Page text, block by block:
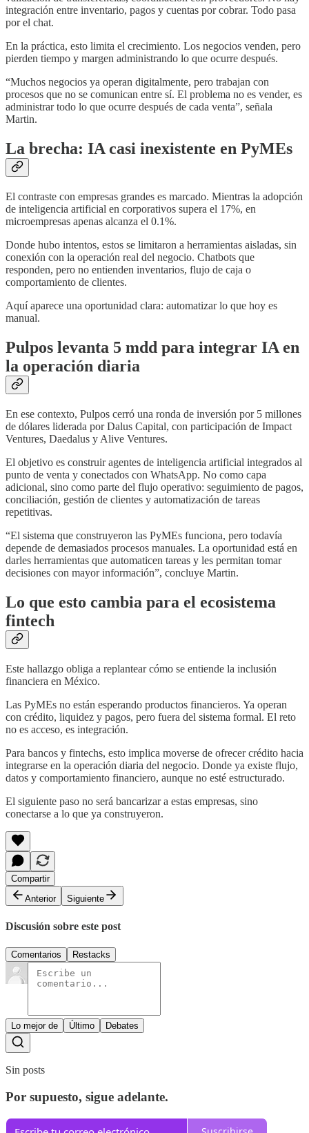
integración entre inventario, pagos y cuentas por cobrar. Todo pasa
por el chat.
En la práctica, esto limita el crecimiento. Los negocios venden, pero
pierden tiempo y margen administrando lo que ocurre después.
“Muchos negocios ya operan digitalmente, pero trabajan con
procesos que no se comunican entre sí. El problema no es vender, es
administrar todo lo que ocurre después de cada venta”, señala
Martin.
La brecha: IA casi inexistente en PyMEs
El contraste con empresas grandes es marcado. Mientras la adopción
de inteligencia artificial en corporativos supera el 17%, en
microempresas apenas alcanza el 0.1%.
Donde hubo intentos, estos se limitaron a herramientas aisladas, sin
conexión con la operación real del negocio. Chatbots que
responden, pero no entienden inventarios, flujo de caja o
comportamiento de clientes.
Aquí aparece una oportunidad clara: automatizar lo que hoy es
manual.
Pulpos levanta 5 mdd para integrar IA en
la operación diaria
En ese contexto, Pulpos cerró una ronda de inversión por 5 millones
de dólares liderada por Dalus Capital, con participación de Impact
Ventures, Daedalus y Alive Ventures.
El objetivo es construir agentes de inteligencia artificial integrados al
punto de venta y conectados con WhatsApp. No como capa
adicional, sino como parte del flujo operativo: seguimiento de pagos,
conciliación, gestión de clientes y automatización de tareas
repetitivas.
“El sistema que construyeron las PyMEs funciona, pero todavía
depende de demasiados procesos manuales. La oportunidad está en
darles herramientas que automaticen tareas y les permitan tomar
decisiones con mayor información”, concluye Martin.
Lo que esto cambia para el ecosistema
fintech
Este hallazgo obliga a replantear cómo se entiende la inclusión
financiera en México.
Las PyMEs no están esperando productos financieros. Ya operan
con crédito, liquidez y pagos, pero fuera del sistema formal. El reto
no es acceso, es integración.
Para bancos y fintechs, esto implica moverse de ofrecer crédito hacia
integrarse en la operación diaria del negocio. Donde ya existe flujo,
datos y comportamiento financiero, aunque no esté estructurado.
El siguiente paso no será bancarizar a estas empresas, sino
conectarse a lo que ya construyeron.
Compartir
Anterior
Siguiente
Discusión sobre este post
Comentarios Restacks
Lo mejor de Último Debates
Sin posts
Por supuesto, sigue adelante.